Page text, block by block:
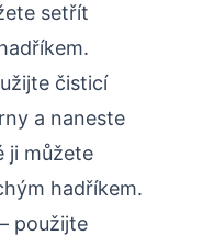
setřít
čisticí
a naneste
ji můžete
hadříkem.
– použijte